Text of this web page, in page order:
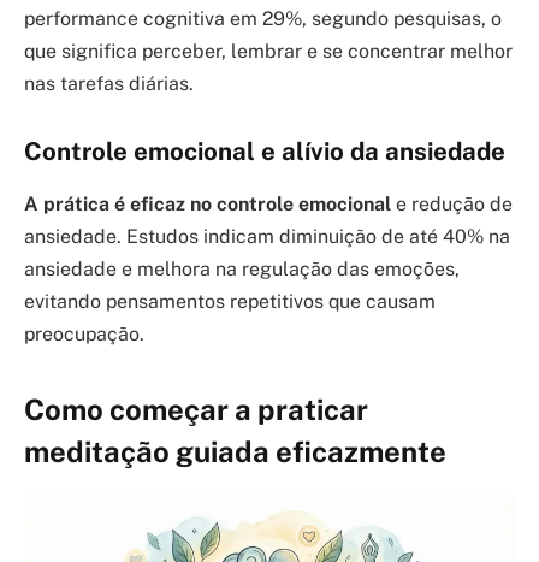
performance cognitiva em 29%, segundo pesquisas, o
que significa perceber, lembrar e se concentrar melhor
nas tarefas diárias.
Controle emocional e alívio da ansiedade
A prática é eficaz no controle emocional e redução de
ansiedade. Estudos indicam diminuição de até 40% na
ansiedade e melhora na regulação das emoções,
evitando pensamentos repetitivos que causam
preocupação.
Como começar a praticar
meditação guiada eficazmente